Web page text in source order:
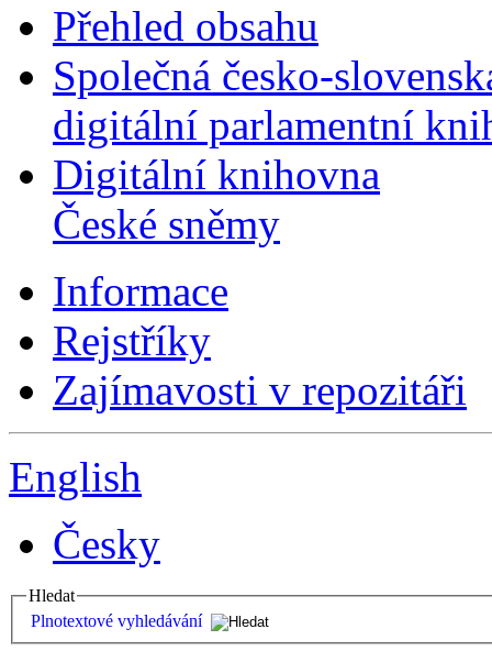
Přehled obsahu
Společná česko-
digitální parlamentní
Digitální knihovna
České sněmy
Informace
Rejstříky
Zajímavosti v repozitáři
English
Česky
Hledat
Plnotextové vyhledávání